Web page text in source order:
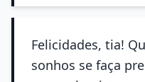
Felicidades, tia!
sonhos se faça